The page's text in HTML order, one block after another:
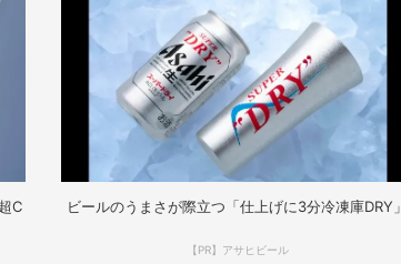
C ビールのうまさが際立つ「仕上げに3分冷凍庫DRY」
【PR】アサヒビール